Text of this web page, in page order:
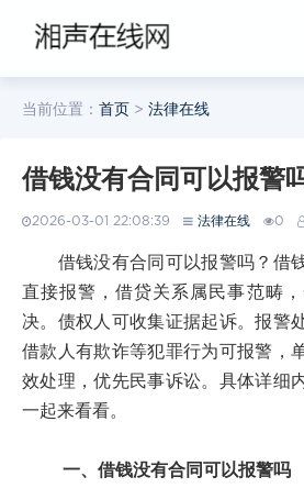
当前位置： 首页 > 法律在线
借钱没有合同可以报警
2026-03-01 22:08:39 法律在线 0
借钱没有合同可以报警吗？借钱
直接报警，借贷关系属民事范畴
决。债权人可收集证据起诉。报警
借款人有欺诈等犯罪行为可报警，
效处理，优先民事诉讼。具体详细
一起来看看。
一、借钱没有合同可以报警吗